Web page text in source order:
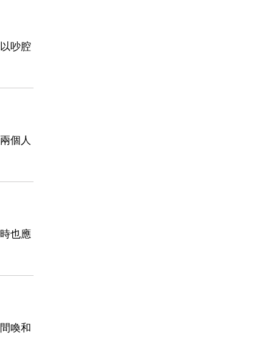
吵腔
個人
也應
喚和